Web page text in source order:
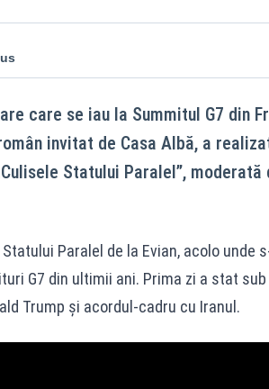
care se iau la Summitul G7 din
invitat de Casa Albă, a
Statului Paralel”, moderată
Paralel de la Evian, acolo unde
G7 din ultimii ani. Prima zi a stat
Trump și acordul‑cadru cu Iranul.